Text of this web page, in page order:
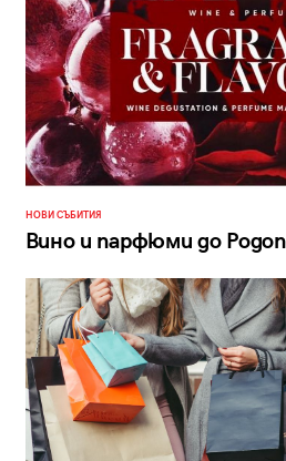
НОВИ СЪБИТИЯ
Вино и парфюми до